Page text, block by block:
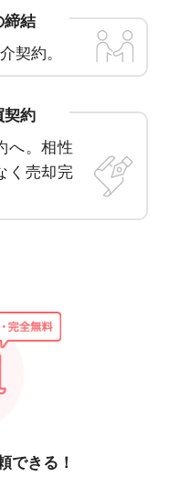
締結
契約。
契約
へ。相性
く売却完
できる！